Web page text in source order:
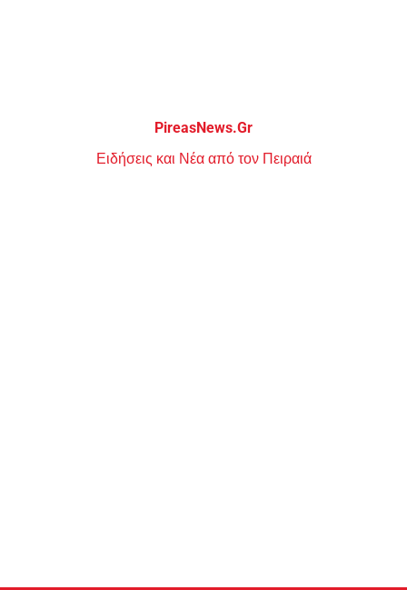
PireasNews.Gr
Ειδήσεις και Νέα από τον Πειραιά